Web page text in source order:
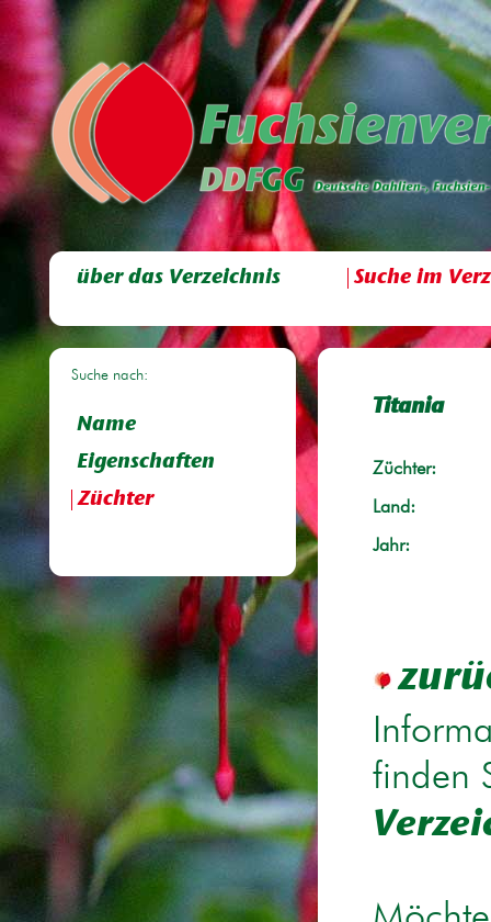
über das Verzeichnis Suche im
Suche nach:
Name
Eigenschaften
Züchter
Titania
Züchter:
Land:
Jahr:
finden